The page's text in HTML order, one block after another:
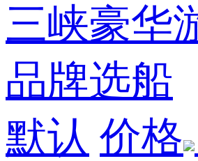
三峡豪华
品牌选船
默认 价格